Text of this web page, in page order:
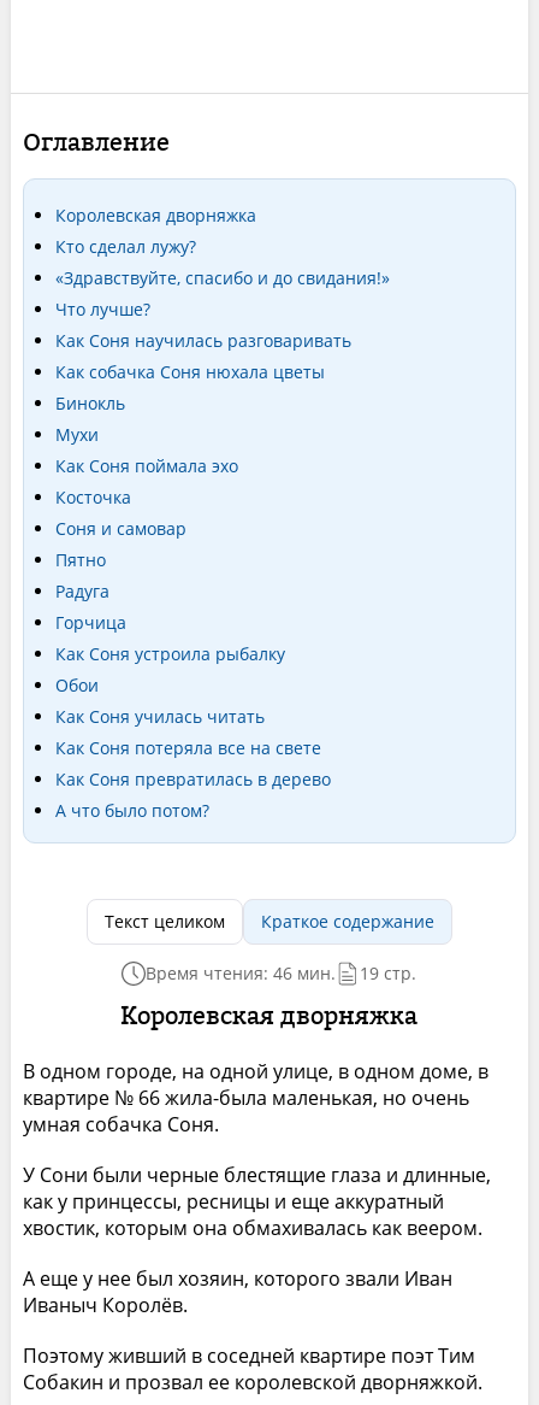
Оглавление
Королевская дворняжка
Кто сделал лужу?
«Здравствуйте, спасибо и до свидания!»
Что лучше?
Как Соня научилась разговаривать
Как собачка Соня нюхала цветы
Бинокль
Мухи
Как Соня поймала эхо
Косточка
Соня и самовар
Пятно
Радуга
Горчица
Как Соня устроила рыбалку
Обои
Как Соня училась читать
Как Соня потеряла все на свете
Как Соня превратилась в дерево
А что было потом?
Текст целиком Краткое содержание
Время чтения: 46 мин. 19 стр.
Королевская дворняжка
В одном городе, на одной улице, в одном доме, в
квартире № 66 жила-была маленькая, но очень
умная собачка Соня.
У Сони были черные блестящие глаза и длинные,
как у принцессы, ресницы и еще аккуратный
хвостик, которым она обмахивалась как веером.
А еще у нее был хозяин, которого звали Иван
Иваныч Королёв.
Поэтому живший в соседней квартире поэт Тим
Собакин и прозвал ее королевской дворняжкой.